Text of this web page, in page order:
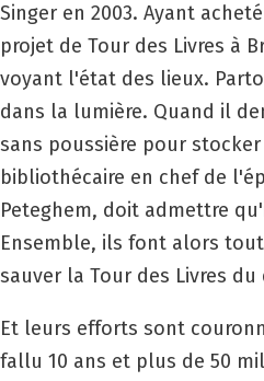
Singer en 2003. Ayant
projet de Tour des Livres à
voyant l'état des lieux.
dans la lumière. Quand il
sans poussière pour
bibliothécaire en chef de
Peteghem, doit admettre
Ensemble, ils font alors
sauver la Tour des Livres
Et leurs efforts sont
fallu 10 ans et plus de 50